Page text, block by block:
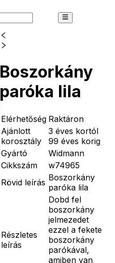
Boszorkány
paróka lila
Elérhetőség Raktáron
Ajánlott
korosztály
3 éves kortól
99 éves korig
Gyártó
Widmann
Cikkszám
w74965
Rövid leírás Boszorkány
paróka lila
Részletes
leírás
Dobd fel
boszorkány
jelmezedet
ezzel a fekete
boszorkány
parókával,
amiben van